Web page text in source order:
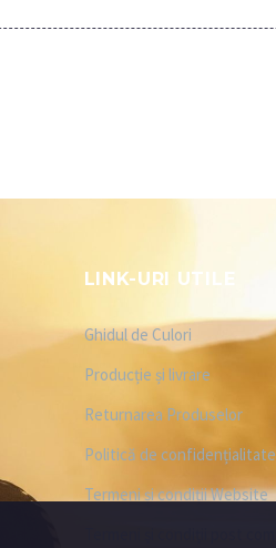
LINK-URI UTILE
Ghidul de Culori
Producție și livrare
Returnarea Produselor
Politică de confidențialitate
Termeni și condiții Website